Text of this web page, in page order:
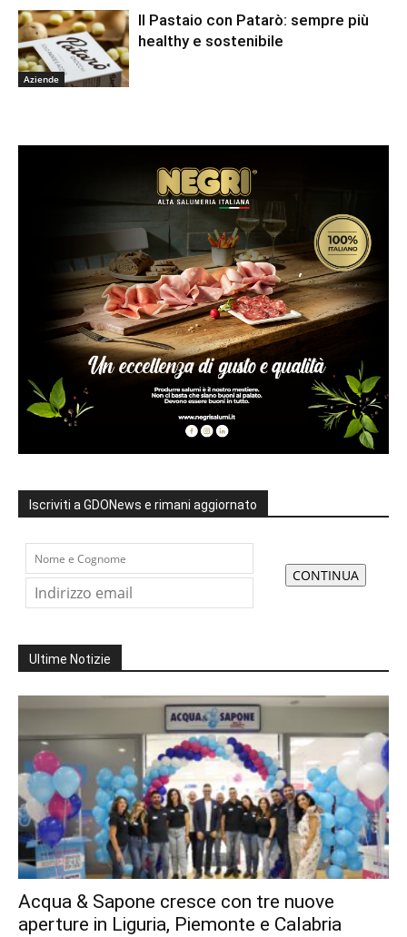
Aziende
Il Pastaio con Patarò: sempre più
healthy e sostenibile
Iscriviti a GDONews e rimani aggiornato
Ultime Notizie
Acqua & Sapone cresce con tre nuove
aperture in Liguria, Piemonte e Calabria